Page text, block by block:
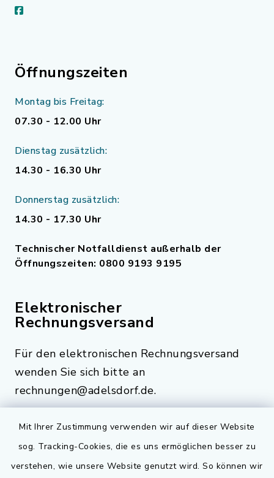
Mit Ihrer Zustimmung verwenden wir auf dieser Website
sog. Tracking-Cookies, die es uns ermöglichen besser zu
verstehen, wie unsere Website genutzt wird. So können wir
facebook
Öffnungszeiten
Montag bis Freitag:
07.30 - 12.00 Uhr
Dienstag zusätzlich:
14.30 - 16.30 Uhr
Donnerstag zusätzlich:
14.30 - 17.30 Uhr
Technischer Notfalldienst außerhalb der
Öffnungszeiten: 0800 9193 9195
Elektronischer
Rechnungsversand
Für den elektronischen Rechnungsversand
wenden Sie sich bitte an
rechnungen@adelsdorf.de.
Quicklinks